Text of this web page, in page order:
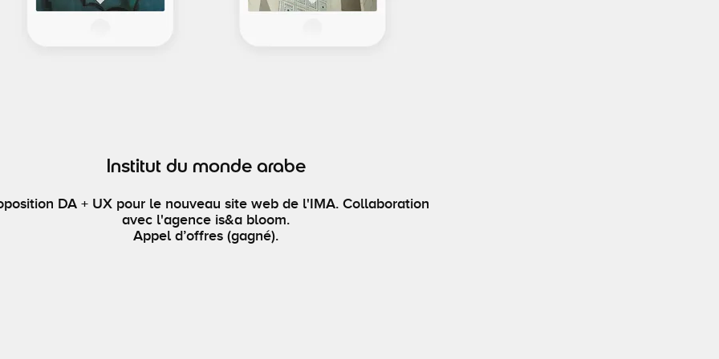
Institut du monde arabe
DA + UX pour le nouveau site web de l'IMA. Collaboration
avec l'agence is&a bloom.
Appel d’offres (gagné).